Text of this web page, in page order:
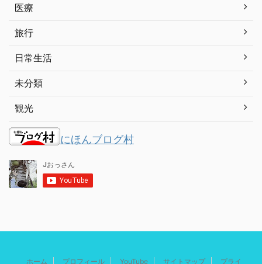
医療
旅行
日常生活
未分類
観光
にほんブログ村
ホーム プロフィール YouTube サイトマップ プライ